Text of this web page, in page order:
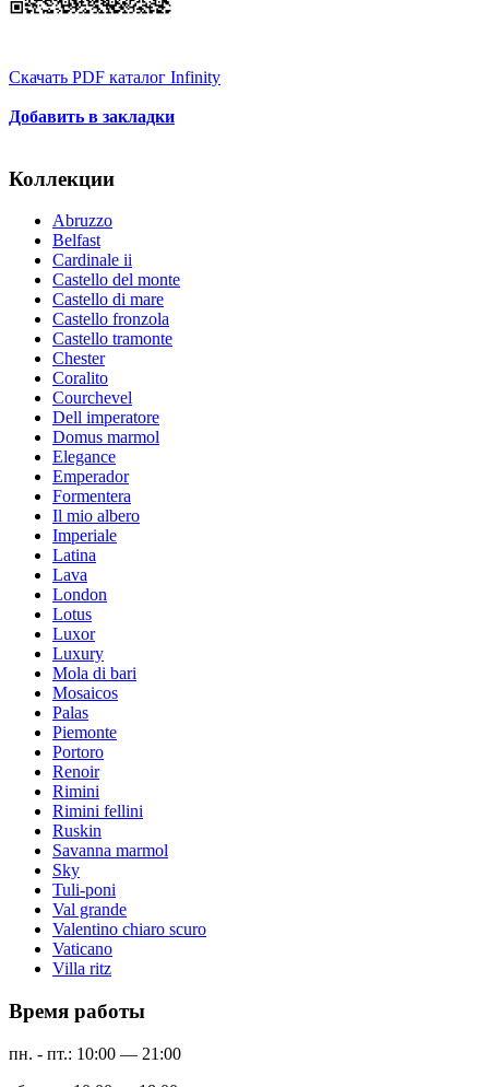
Скачать PDF каталог Infinity
Добавить в закладки
Коллекции
Abruzzo
Belfast
Cardinale ii
Castello del monte
Castello di mare
Castello fronzola
Castello tramonte
Chester
Coralito
Courchevel
Dell imperatore
Domus marmol
Elegance
Emperador
Formentera
Il mio albero
Imperiale
Latina
Lava
London
Lotus
Luxor
Luxury
Mola di bari
Mosaicos
Palas
Piemonte
Portoro
Renoir
Rimini
Rimini fellini
Ruskin
Savanna marmol
Sky
Tuli-poni
Val grande
Valentino chiaro scuro
Vaticano
Villa ritz
Время работы
пн. - пт.: 10:00 — 21:00